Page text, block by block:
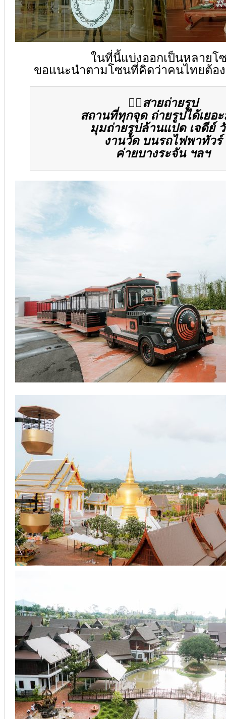
ในที่นี้แบ่งออกเป็นหลายโ
ขอแนะนำตามโซนที่คิดว่าคนไทยต้อ
👍🏻สายถ่ายรูป
สถานที่ทุกจุด ถ่ายรูปได้เยอ
มุมถ่ายรูปล้านแปด เจดีย์
งานวัด บนรถไฟพาทัวร์
ค่ายบางระจัน ฯลฯ